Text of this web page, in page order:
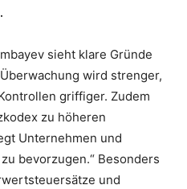
sieht klare Gründe
wird strenger,
griffiger. Zudem
zu höheren
Unternehmen und
bevorzugen.“ Besonders
und